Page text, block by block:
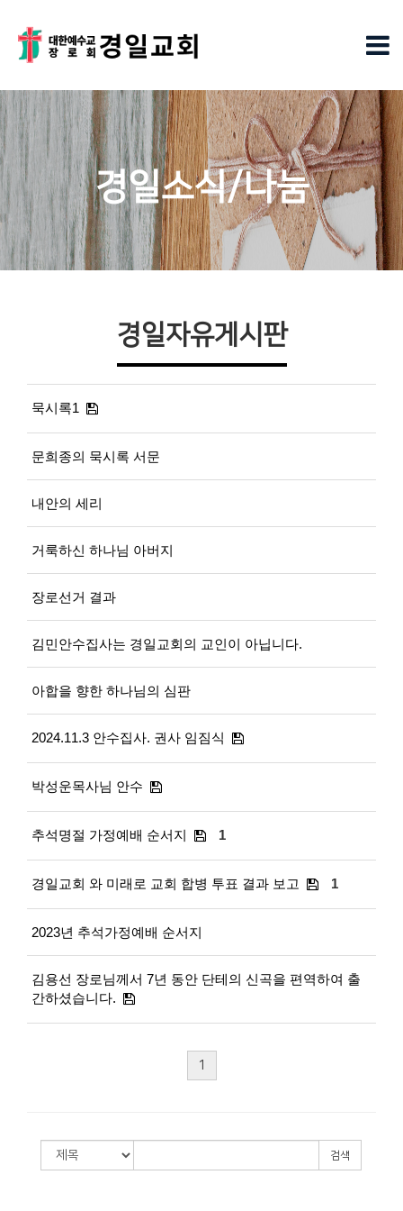
경일소식/나눔
경일자유게시판
묵시록1
문희종의 묵시록 서문
내안의 세리
거룩하신 하나님 아버지
장로선거 결과
김민안수집사는 경일교회의 교인이 아닙니다.
아합을 향한 하나님의 심판
2024.11.3 안수집사. 권사 임짐식
박성운목사님 안수
추석명절 가정예배 순서지 1
경일교회 와 미래로 교회 합병 투표 결과 보고 1
2023년 추석가정예배 순서지
김용선 장로님께서 7년 동안 단테의 신곡을 편역하여 출
간하셨습니다.
1
검색